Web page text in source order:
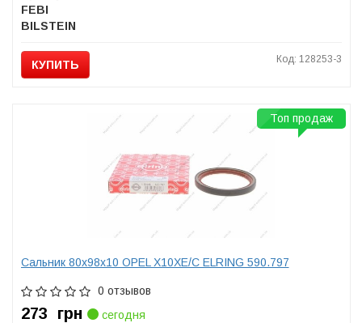
FEBI
BILSTEIN
КУПИТЬ Код: 128253-3
Сальник 80x98x10 OPEL X10XE/C ELRING 590.797
0 отзывов
273 грн
сегодня
Топ продаж